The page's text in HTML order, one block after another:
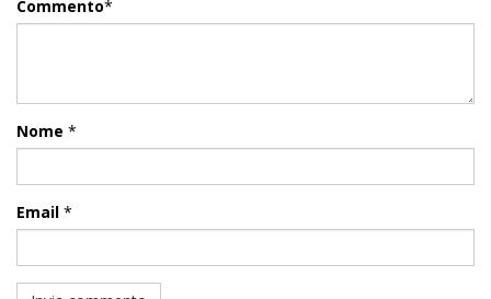
Commento*
Nome *
Email *